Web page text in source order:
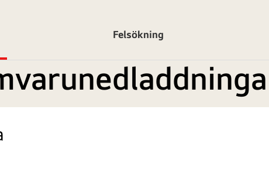
Felsökning